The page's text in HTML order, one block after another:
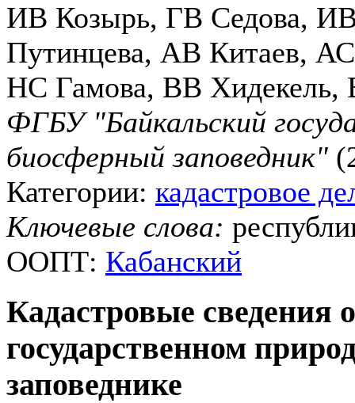
ИВ Козырь, ГВ Седова,
Путинцева, АВ Китаев,
НС Гамова, ВВ Хидекель,
ФГБУ "Байкальский
биосферный заповедник"
Категории: кадастровое
Ключевые слова:
ООПТ: Кабанский
Кадастровые сведения
государственном
заповеднике